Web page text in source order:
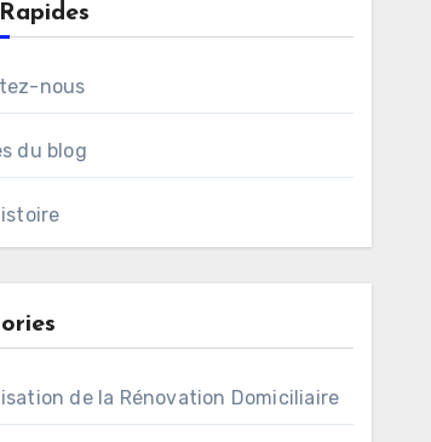
nous
du blog
de la Rénovation Domiciliaire